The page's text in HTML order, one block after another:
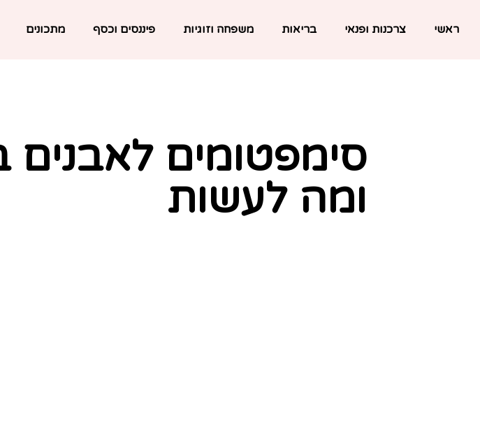
ראשי צרכנות ופנאי בריאות משפחה וזוגיות פיננסים וכסף מתכונים
סימפטומים לאבנים
ומה לעשות